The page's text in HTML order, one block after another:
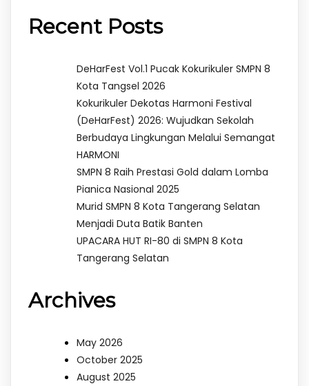
Recent Posts
DeHarFest Vol.1 Pucak Kokurikuler SMPN 8
Kota Tangsel 2026
Kokurikuler Dekotas Harmoni Festival
(DeHarFest) 2026: Wujudkan Sekolah
Berbudaya Lingkungan Melalui Semangat
HARMONI
SMPN 8 Raih Prestasi Gold dalam Lomba
Pianica Nasional 2025
Murid SMPN 8 Kota Tangerang Selatan
Menjadi Duta Batik Banten
UPACARA HUT RI-80 di SMPN 8 Kota
Tangerang Selatan
Archives
May 2026
October 2025
August 2025